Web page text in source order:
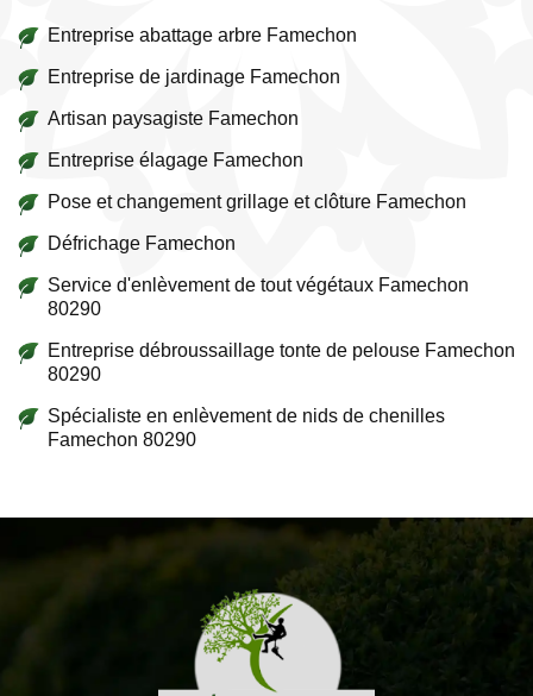
Entreprise abattage arbre Famechon
Entreprise de jardinage Famechon
Artisan paysagiste Famechon
Entreprise élagage Famechon
Pose et changement grillage et clôture Famechon
Défrichage Famechon
Service d'enlèvement de tout végétaux Famechon
80290
Entreprise débroussaillage tonte de pelouse Famechon
80290
Spécialiste en enlèvement de nids de chenilles
Famechon 80290